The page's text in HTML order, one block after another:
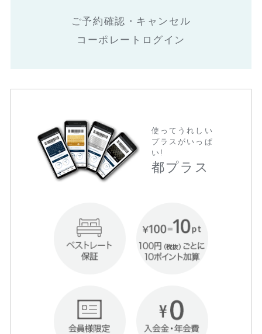
ご予約確認・キャンセル
コーポレートログイン
使ってうれしい
プラスがいっぱ
い!
都プラス